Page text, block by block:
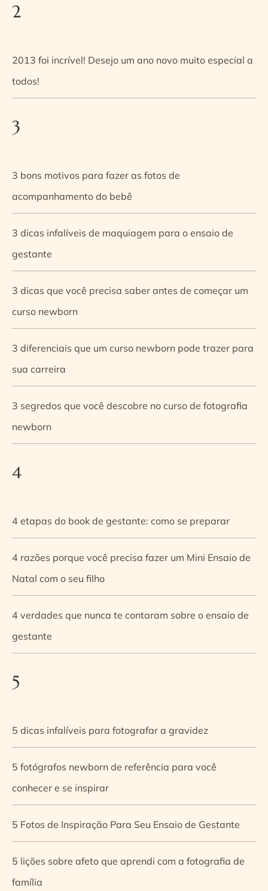
2
2013 foi incrível! Desejo um ano novo muito especial a
todos!
3
3 bons motivos para fazer as fotos de
acompanhamento do bebê
3 dicas infalíveis de maquiagem para o ensaio de
gestante
3 dicas que você precisa saber antes de começar um
curso newborn
3 diferenciais que um curso newborn pode trazer para
sua carreira
3 segredos que você descobre no curso de fotografia
newborn
4
4 etapas do book de gestante: como se preparar
4 razões porque você precisa fazer um Mini Ensaio de
Natal com o seu filho
4 verdades que nunca te contaram sobre o ensaio de
gestante
5
5 dicas infalíveis para fotografar a gravidez
5 fotógrafos newborn de referência para você
conhecer e se inspirar
5 Fotos de Inspiração Para Seu Ensaio de Gestante
5 lições sobre afeto que aprendi com a fotografia de
família